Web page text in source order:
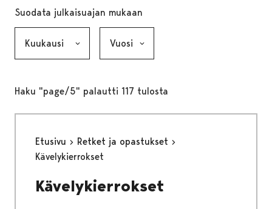
Suodata julkaisuajan mukaan
Haku "page/5" palautti 117 tulosta
Etusivu
Retket ja opastukset
Kävelykierrokset
Kävelykierrokset